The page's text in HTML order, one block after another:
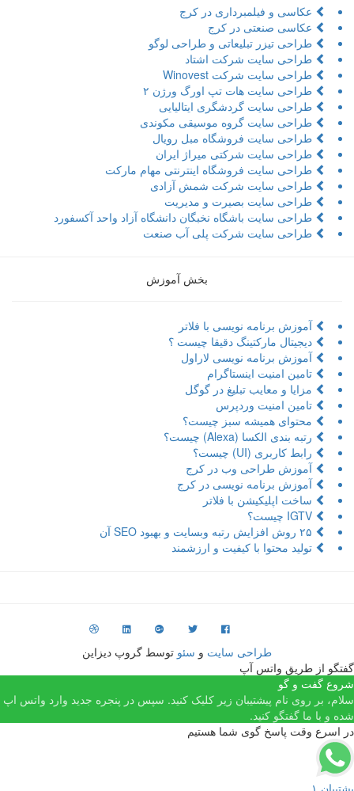
عکاسی و فیلمبرداری در کرج
عکاسی صنعتی در کرج
طراحی تیزر تبلیعاتی و طراحی لوگو
طراحی سایت شرکت اشتاد
طراحی سایت شرکت Winovest
طراحی سایت هات تپ اورگ ورژن ۲
طراحی سایت گردشگری ایتالیایی
طراحی سایت گروه موسیقی مکوندی
طراحی سایت فروشگاه مبل رویال
طراحی سایت شرکتی میراژ ایران
طراحی سایت فروشگاه اینترنتی مهام مارکت
طراحی سایت شرکت شمش آزادی
طراحی سایت بصیرت و مدیریت
طراحی سایت باشگاه نخبگان دانشگاه آزاد واحد آکسفورد
طراحی سایت شرکت پلی آب صنعت
بخش آموزش
آموزش برنامه نویسی با فلاتر
دیجیتال مارکتینگ دقیقا چیست ؟
آموزش برنامه نویسی لاراول
تامین امنیت اینستاگرام
مزایا و معایب تبلیغ در گوگل
تامین امنیت وردپرس
محتوای همیشه سبز چیست؟
رتبه بندی الکسا (Alexa) چیست؟
رابط کاربری (UI) چیست؟
آموزش طراحی وب در کرج
آموزش برنامه نویسی در کرج
ساخت اپلیکیشن با فلاتر
IGTV چیست؟
۲۵ روش افزایش رتبه وبسایت و بهبود SEO آن
تولید محتوا با کیفیت و ارزشمند
طراحی سایتوسئوتوسط گروپ دیزاین
از طریق واتس آپ
و گو
بر روی نام پیشتیبان زیر کلیک کنید. سپس در پنجره جدید وارد واتس اپ
ما گفتگو کنید.
وقت پاسخ گوی شما هستیم